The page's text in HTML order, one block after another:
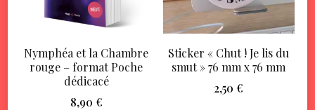
Nymphéa et la Chambre
rouge – format Poche
dédicacé
8,90 €
Sticker « Chut ! Je lis du
smut » 76 mm x 76 mm
2,50 €